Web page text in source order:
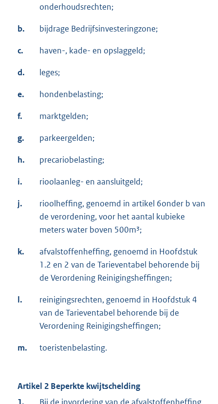
onderhoudsrechten;
b. bijdrage Bedrijfsinvesteringzone;
c. haven-, kade- en opslaggeld;
d. leges;
e. hondenbelasting;
f. marktgelden;
g. parkeergelden;
h. precariobelasting;
i. rioolaanleg- en aansluitgeld;
j.
rioolheffing, genoemd in artikel 6onder b van
de verordening, voor het aantal kubieke
meters water boven 500m³;
k.
afvalstoffenheffing, genoemd in Hoofdstuk
1.2 en 2 van de Tarieventabel behorende bij
de Verordening Reinigingsheffingen;
l.
reinigingsrechten, genoemd in Hoofdstuk 4
van de Tarieventabel behorende bij de
Verordening Reinigingsheffingen;
m. toeristenbelasting.
Artikel 2 Beperkte kwijtschelding